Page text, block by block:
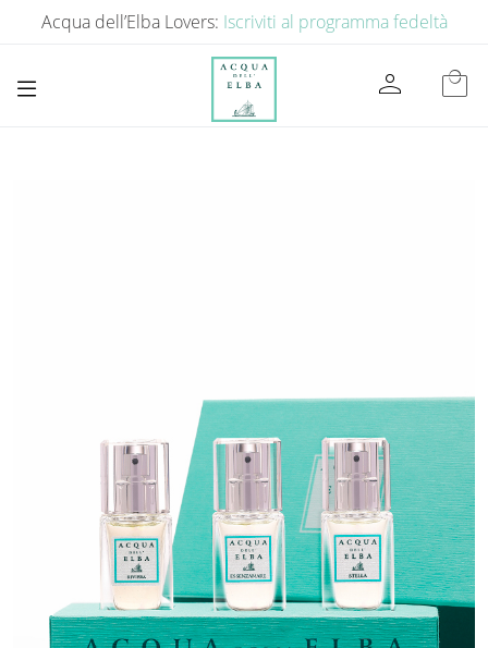
Acqua dell’Elba Lovers: Iscriviti al programma fedeltà
person local_mall